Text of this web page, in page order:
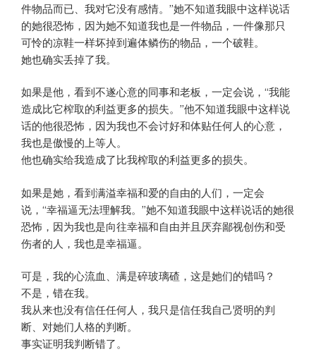
件物品而已、我对它没有感情。”她不知道我眼中这样说话
的她很恐怖，因为她不知道我也是一件物品，一件像那只
可怜的凉鞋一样坏掉到遍体鳞伤的物品，一个破鞋。
她也确实丢掉了我。
如果是他，看到不遂心意的同事和老板，一定会说，“我能
造成比它榨取的利益更多的损失。”他不知道我眼中这样说
话的他很恐怖，因为我也不会讨好和体贴任何人的心意，
我也是傲慢的上等人。
他也确实给我造成了比我榨取的利益更多的损失。
如果是她，看到满溢幸福和爱的自由的人们，一定会
说，“幸福逼无法理解我。”她不知道我眼中这样说话的她很
恐怖，因为我也是向往幸福和自由并且厌弃鄙视创伤和受
伤者的人，我也是幸福逼。
可是，我的心流血、满是碎玻璃碴，这是她们的错吗？
不是，错在我。
我从来也没有信任任何人，我只是信任我自己贤明的判
断、对她们人格的判断。
事实证明我判断错了。